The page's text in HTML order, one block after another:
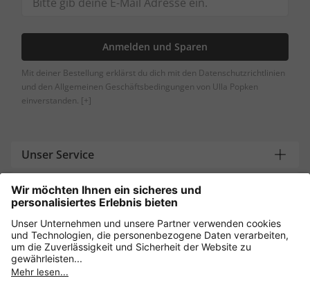
Anmelden und Sparen
Mit deiner Bestellung erklärst du dich mit den Datenschutzrichtlinien
und den Allgemeinen Geschäftsbedingungen von Ulla Popken
einverstanden. [+]
Unser Service
Über uns
Brauchst du Hilfe?
Unsere Zahlungsarten